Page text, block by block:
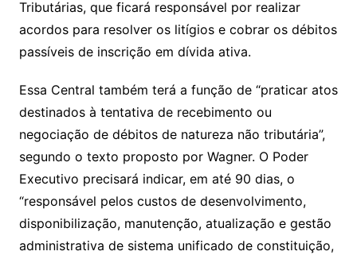
Tributárias, que ficará responsável por realizar
acordos para resolver os litígios e cobrar os débitos
passíveis de inscrição em dívida ativa.
Essa Central também terá a função de “praticar atos
destinados à tentativa de recebimento ou
negociação de débitos de natureza não tributária”,
segundo o texto proposto por Wagner. O Poder
Executivo precisará indicar, em até 90 dias, o
“responsável pelos custos de desenvolvimento,
disponibilização, manutenção, atualização e gestão
administrativa de sistema unificado de constituição,